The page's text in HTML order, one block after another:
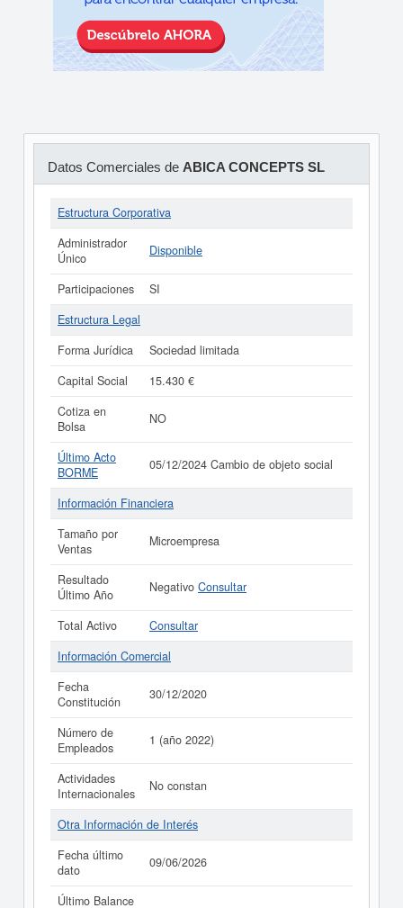
Datos Comerciales de ABICA CONCEPTS SL
Estructura Corporativa
Administrador
Único
Disponible
Participaciones
SI
Estructura Legal
Forma Jurídica
Sociedad limitada
Capital Social
15.430 €
Cotiza en
Bolsa
NO
Último Acto
BORME
05/12/2024 Cambio de objeto social
Información Financiera
Tamaño por
Ventas
Microempresa
Resultado
Último Año
Negativo Consultar
Total Activo
Consultar
Información Comercial
Fecha
Constitución
30/12/2020
Número de
Empleados
1 (año 2022)
Actividades
Internacionales
No constan
Otra Información de Interés
Fecha último
dato
09/06/2026
Último Balance